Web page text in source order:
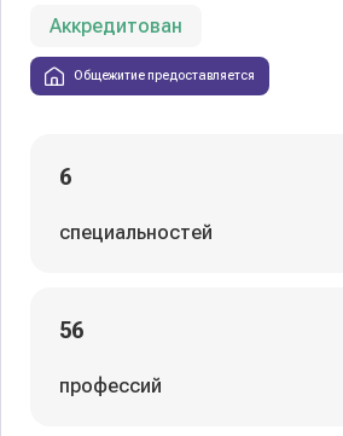
Аккредитован
Общежитие предоставляется
6
специальностей
56
профессий